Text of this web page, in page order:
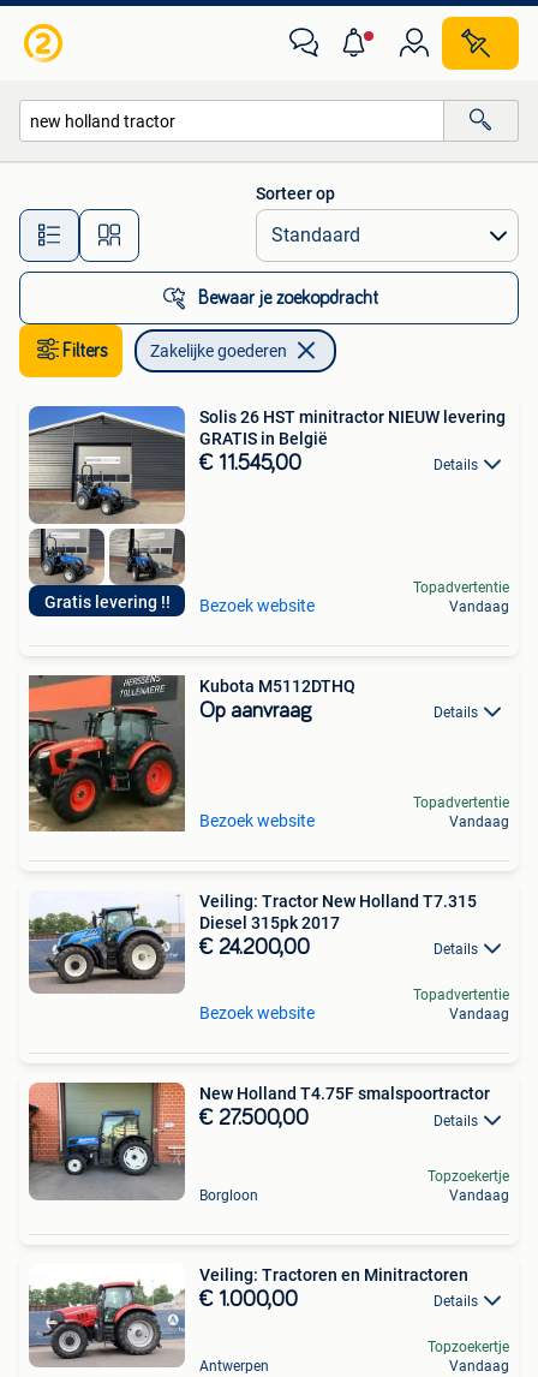
Alle afstanden…
Sorteer op
Bewaar je zoekopdracht
Filters Zakelijke goederen
Gratis levering !!
Solis 26 HST minitractor NIEUW levering
GRATIS in België
€ 11.545,00 Details
Bezoek website
Topadvertentie
Vandaag
Kubota M5112DTHQ
Op aanvraag Details
Bezoek website
Topadvertentie
Vandaag
Veiling: Tractor New Holland T7.315
Diesel 315pk 2017
€ 24.200,00 Details
Bezoek website
Topadvertentie
Vandaag
New Holland T4.75F smalspoortractor
€ 27.500,00 Details
Borgloon
Topzoekertje
Vandaag
Veiling: Tractoren en Minitractoren
€ 1.000,00 Details
Antwerpen
Topzoekertje
Vandaag